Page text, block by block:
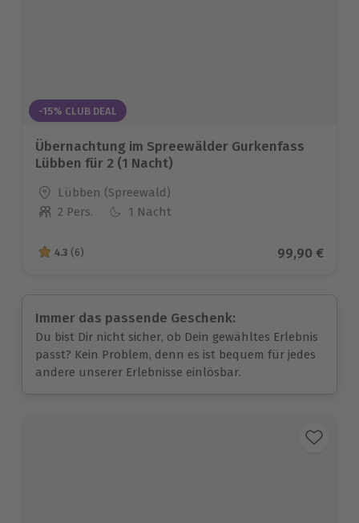
-15% CLUB DEAL
Übernachtung im Spreewälder Gurkenfass
Lübben für 2 (1 Nacht)
Standort
Lübben (Spreewald)
Anzahl der Teilnehmer
2 Pers. 1 Nacht
4.3 von 5 Sternen basierend auf 6 Bewertungen
4.3 (6) Aktueller
99,90 €
Immer das passende Geschenk:
Du bist Dir nicht sicher, ob Dein gewähltes Erlebnis
passt? Kein Problem, denn es ist bequem für jedes
andere unserer Erlebnisse einlösbar.